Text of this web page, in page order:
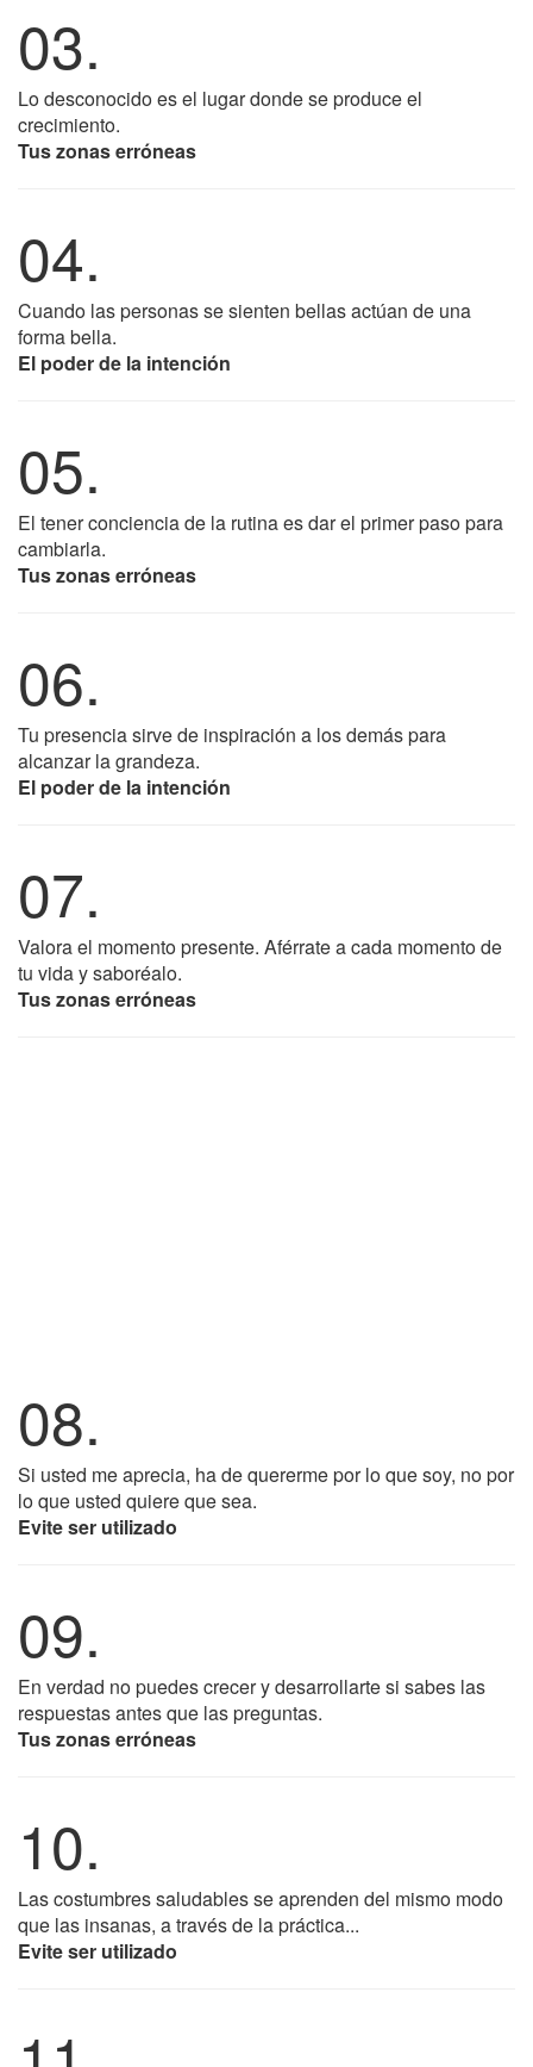
03.
Lo desconocido es el lugar donde se produce el
crecimiento.
Tus zonas erróneas
04.
Cuando las personas se sienten bellas actúan de una
forma bella.
El poder de la intención
05.
El tener conciencia de la rutina es dar el primer paso para
cambiarla.
Tus zonas erróneas
06.
Tu presencia sirve de inspiración a los demás para
alcanzar la grandeza.
El poder de la intención
07.
Valora el momento presente. Aférrate a cada momento de
tu vida y saboréalo.
Tus zonas erróneas
08.
Si usted me aprecia, ha de quererme por lo que soy, no por
lo que usted quiere que sea.
Evite ser utilizado
09.
En verdad no puedes crecer y desarrollarte si sabes las
respuestas antes que las preguntas.
Tus zonas erróneas
10.
Las costumbres saludables se aprenden del mismo modo
que las insanas, a través de la práctica...
Evite ser utilizado